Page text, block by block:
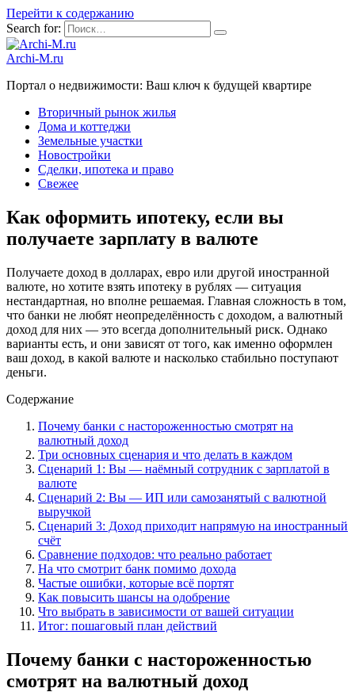
Перейти к содержанию
Search for:
Archi-M.ru
Портал о недвижимости: Ваш ключ к будущей квартире
Вторичный рынок жилья
Дома и коттеджи
Земельные участки
Новостройки
Сделки, ипотека и право
Свежее
Как оформить ипотеку, если вы
получаете зарплату в валюте
Получаете доход в долларах, евро или другой иностранной
валюте, но хотите взять ипотеку в рублях — ситуация
нестандартная, но вполне решаемая. Главная сложность в том,
что банки не любят неопределённость с доходом, а валютный
доход для них — это всегда дополнительный риск. Однако
варианты есть, и они зависят от того, как именно оформлен
ваш доход, в какой валюте и насколько стабильно поступают
деньги.
Содержание
Почему банки с настороженностью смотрят на
валютный доход
Три основных сценария и что делать в каждом
Сценарий 1: Вы — наёмный сотрудник с зарплатой в
валюте
Сценарий 2: Вы — ИП или самозанятый с валютной
выручкой
Сценарий 3: Доход приходит напрямую на иностранный
счёт
Сравнение подходов: что реально работает
На что смотрит банк помимо дохода
Частые ошибки, которые всё портят
Как повысить шансы на одобрение
Что выбрать в зависимости от вашей ситуации
Итог: пошаговый план действий
Почему банки с настороженностью
смотрят на валютный доход